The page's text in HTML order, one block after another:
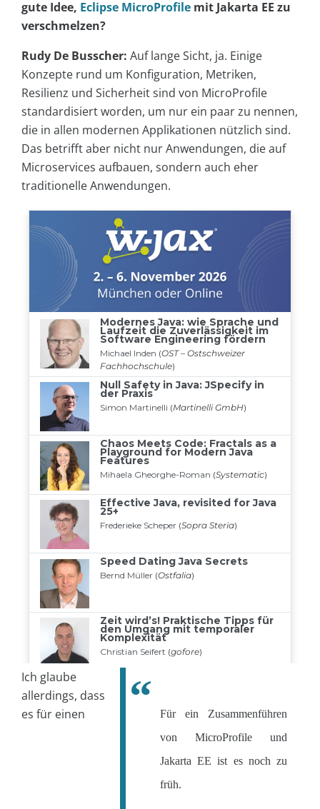
gute Idee, Eclipse MicroProfile mit Jakarta EE zu
verschmelzen?
Rudy De Busscher: Auf lange Sicht, ja. Einige
Konzepte rund um Konfiguration, Metriken,
Resilienz und Sicherheit sind von MicroProfile
standardisiert worden, um nur ein paar zu nennen,
die in allen modernen Applikationen nützlich sind.
Das betrifft aber nicht nur Anwendungen, die auf
Microservices aufbauen, sondern auch eher
traditionelle Anwendungen.
Für ein Zusammenführen
von MicroProfile und
Jakarta EE ist es noch zu
früh.
Ich glaube
allerdings, dass
es für einen